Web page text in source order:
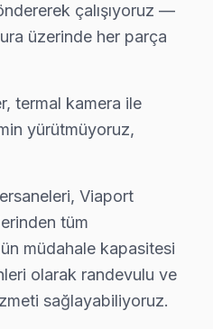
sistemini kullanan
daha sık
başvuran müşteriler için
ve serilerinde VA Panel,
– Televizyonunuz
arıza türleri ve
Görüntü Yok: LED backlight
Yok: Ses kartı veya
Sönüyor: Güç kartı
çalışıyoruz —
üzerinde her parça
termal kamera ile
yürütmüyoruz,
Viaport
tüm
müdahale kapasitesi
olarak randevulu ve
sağlayabiliyoruz.